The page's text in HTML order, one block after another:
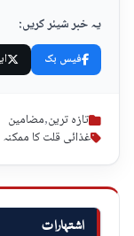
اشتہارات
یہ خبر شیئر کریں:
فیس بک
تازہ ترین,مضامین
غذائی قلت کا